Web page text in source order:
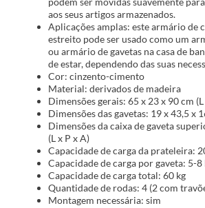
aos seus artigos armazenados.
Aplicações amplas: este armário de
estreito pode ser usado como um
ou armário de gavetas na casa de
de estar, dependendo das suas
Cor: cinzento-cimento
Material: derivados de madeira
Dimensões gerais: 65 x 23 x 90 cm
Dimensões das gavetas: 19 x 43,5 x
Dimensões da caixa de gaveta
(L x P x A)
Capacidade de carga da prateleira:
Capacidade de carga por gaveta: 5-8
Capacidade de carga total: 60 kg
Quantidade de rodas: 4 (2 com
Montagem necessária: sim